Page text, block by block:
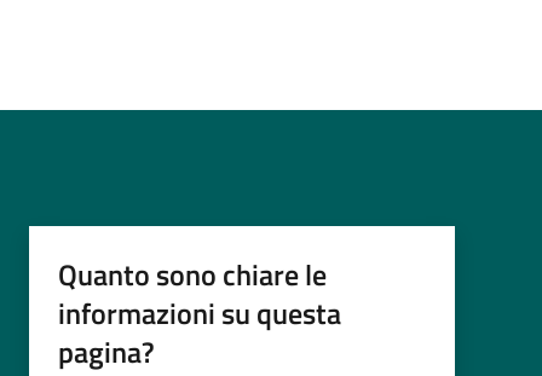
Quanto sono chiare le
informazioni su questa
pagina?